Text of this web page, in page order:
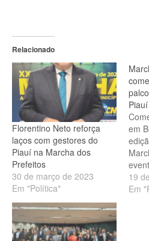
Relacionado
Florentino Neto reforça
laços com gestores do
Piauí na Marcha dos
Prefeitos
30 de março de 2023
Em "Política"
Piauí
em
em
19
Em